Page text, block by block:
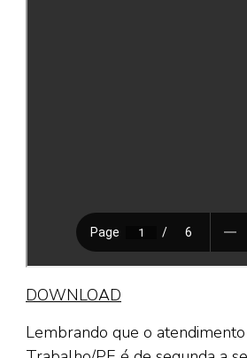
DOWNLOAD
Lembrando que o